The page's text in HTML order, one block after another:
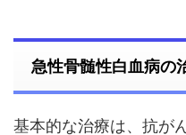
急性骨髄性白血病の
基本的な治療は、抗が